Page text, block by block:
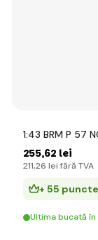
1:43 BRM P 57
255,62 lei
211,26 lei fără TVA
+ 55 puncte
Ultima bucată